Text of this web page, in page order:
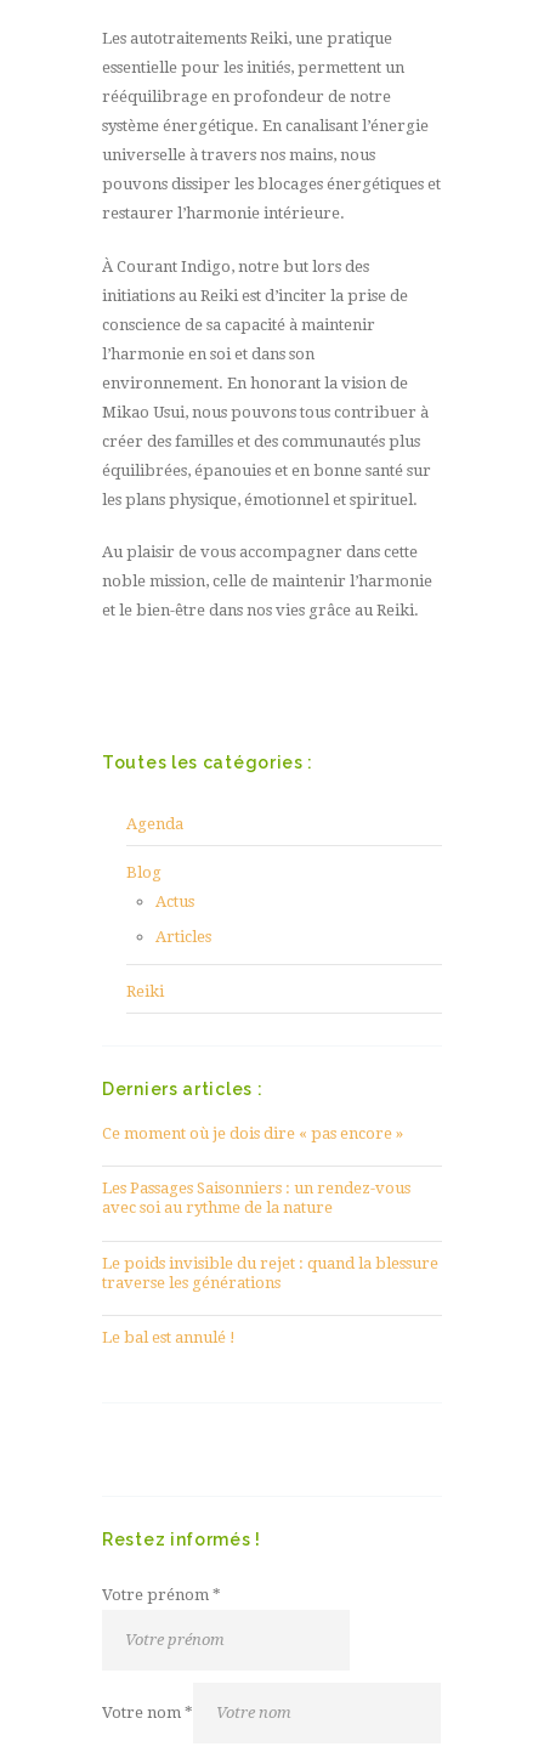
Les autotraitements Reiki, une pratique
essentielle pour les initiés, permettent un
rééquilibrage en profondeur de notre
système énergétique. En canalisant l’énergie
universelle à travers nos mains, nous
pouvons dissiper les blocages énergétiques et
restaurer l’harmonie intérieure.
À Courant Indigo, notre but lors des
initiations au Reiki est d’inciter la prise de
conscience de sa capacité à maintenir
l’harmonie en soi et dans son
environnement. En honorant la vision de
Mikao Usui, nous pouvons tous contribuer à
créer des familles et des communautés plus
équilibrées, épanouies et en bonne santé sur
les plans physique, émotionnel et spirituel.
Au plaisir de vous accompagner dans cette
noble mission, celle de maintenir l’harmonie
et le bien-être dans nos vies grâce au Reiki.
Toutes les catégories :
Agenda
Blog
Actus
Articles
Reiki
Derniers articles :
Ce moment où je dois dire « pas encore »
Les Passages Saisonniers : un rendez-vous
avec soi au rythme de la nature
Le poids invisible du rejet : quand la blessure
traverse les générations
Le bal est annulé !
Restez informés !
Votre prénom *
Votre nom *